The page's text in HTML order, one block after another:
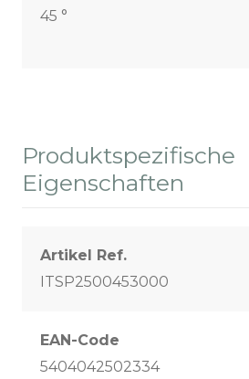
45 °
Produktspezifische
Eigenschaften
Artikel Ref.
ITSP2500453000
EAN-Code
5404042502334